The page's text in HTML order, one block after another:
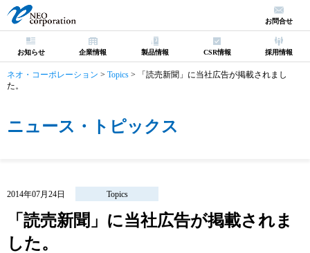
お知らせ 企業情報 製品情報 CSR情報 採用情報
お問合せ
ネオ・コーポレーション > Topics >
「読売新聞」に当社広告が掲載されまし
た。
ニュース・トピックス
2014年07月24日 Topics
「読売新聞」に当社広告が掲載されま
した。